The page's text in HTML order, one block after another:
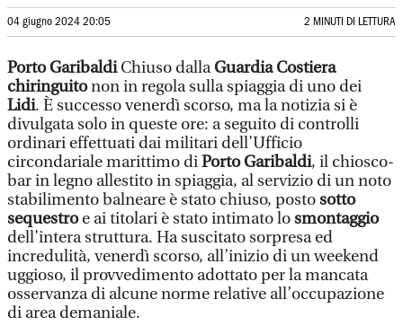
04 giugno 2024 20:05 2 MINUTI DI LETTURA
Porto GaribaldiChiuso dallaGuardia Costiera
chiringuitonon in regola sulla spiaggia di uno dei
Lidi. È successo venerdì scorso, ma la notizia si è
divulgata solo in queste ore: a seguito di controlli
ordinari effettuati dai militari dell’Ufficio
circondariale marittimo diPorto Garibaldi, il chiosco-
bar in legno allestito in spiaggia, al servizio di un noto
stabilimento balneare è stato chiuso, postosotto
sequestroe ai titolari è stato intimato losmontaggio
dell’intera struttura. Ha suscitato sorpresa ed
incredulità, venerdì scorso, all’inizio di un weekend
uggioso, il provvedimento adottato per la mancata
osservanza di alcune norme relative all’occupazione
di area demaniale.